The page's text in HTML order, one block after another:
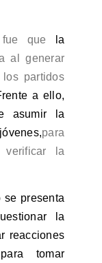
que
la
al generar
partidos
a ello,
asumir la
para
verificar la
se presenta
la
reacciones
tomar